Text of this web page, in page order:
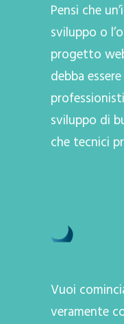
Pensi che
sviluppo o
progetto
debba
sviluppo di
che tecnici
Vuoi
veramente